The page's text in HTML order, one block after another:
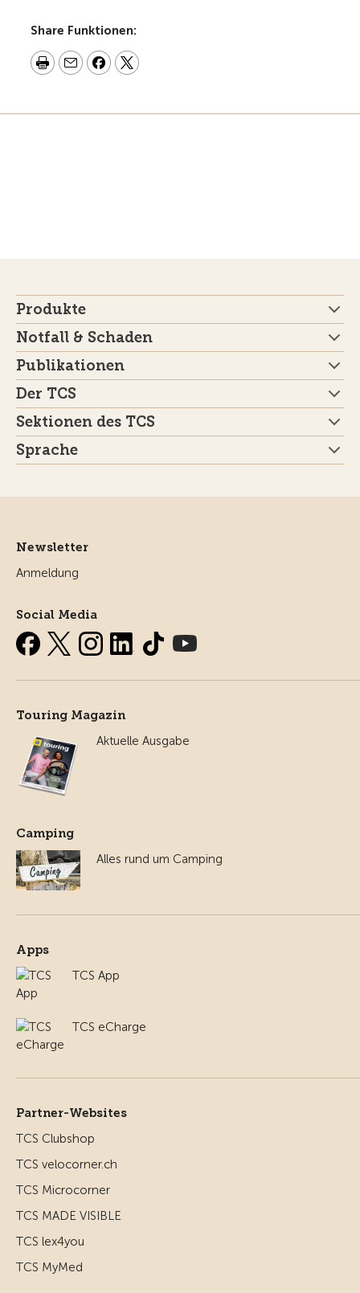
Share Funktionen:
Produkte
Notfall & Schaden
Publikationen
Der TCS
Sektionen des TCS
Sprache
Newsletter
Anmeldung
Social Media
Touring Magazin
Aktuelle Ausgabe
Camping
Alles rund um Camping
Apps
TCS App
TCS eCharge
Partner-Websites
TCS Clubshop
TCS velocorner.ch
TCS Microcorner
TCS MADE VISIBLE
TCS lex4you
TCS MyMed